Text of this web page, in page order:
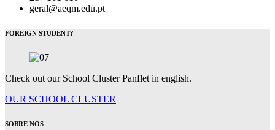
geral@aeqm.edu.pt
FOREIGN STUDENT?
Check out our School Cluster Panflet in english.
OUR SCHOOL CLUSTER
SOBRE NÓS